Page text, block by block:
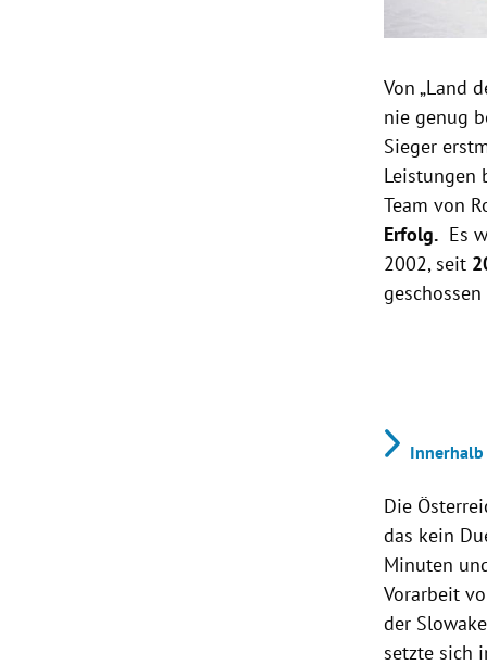
Von „Land
nie genug
Sieger
Leistungen
Team von
Erfolg. Es
2002, seit
Innerhalb
Die
das kein
Minuten
Vorarbeit
der
setzte sich